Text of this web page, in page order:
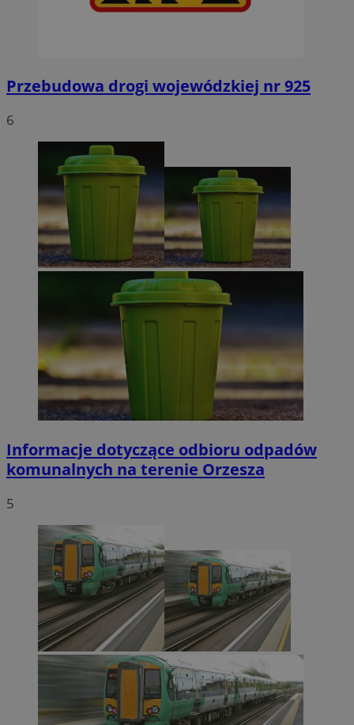
Przebudowa drogi wojewódzkiej nr 925
6
Informacje dotyczące odbioru odpadów
komunalnych na terenie Orzesza
5